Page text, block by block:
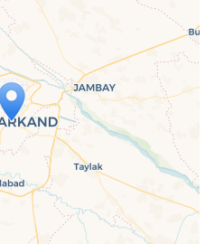
wird geladen …
nachdem deine
geladen wurde,
Dateien.